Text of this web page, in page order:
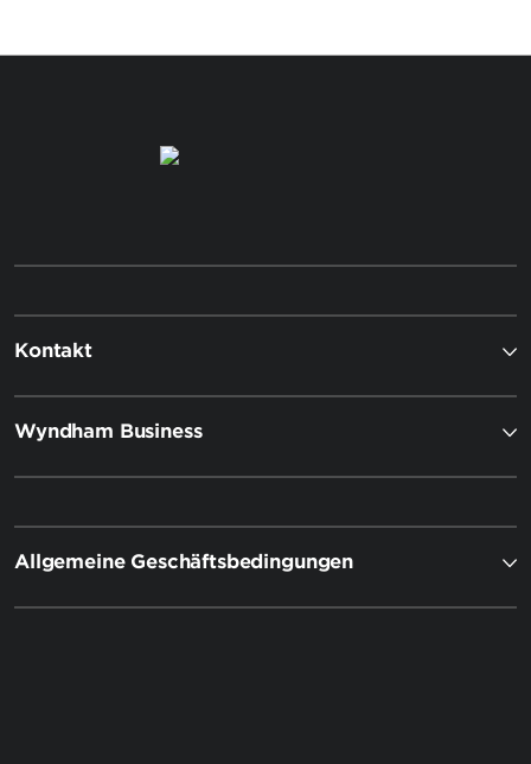
Kontakt
Wyndham Business
Allgemeine Geschäftsbedingungen